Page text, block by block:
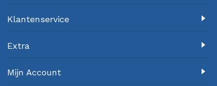
Klantenservice
Extra
Mijn Account